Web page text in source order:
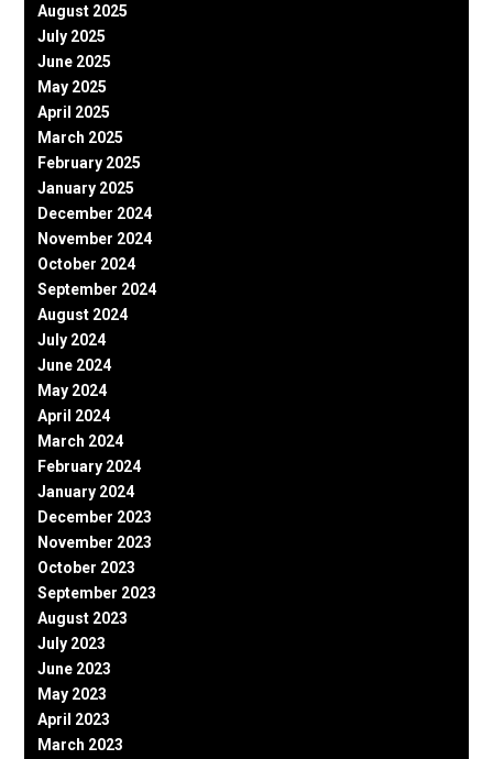
August 2025
July 2025
June 2025
May 2025
April 2025
March 2025
February 2025
January 2025
December 2024
November 2024
October 2024
September 2024
August 2024
July 2024
June 2024
May 2024
April 2024
March 2024
February 2024
January 2024
December 2023
November 2023
October 2023
September 2023
August 2023
July 2023
June 2023
May 2023
April 2023
March 2023